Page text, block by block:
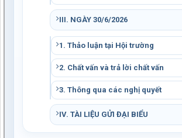
III. NGÀY 30/6/2026
1. Thảo luận tại Hội trường
2. Chất vấn và trả lời chất vấn
3. Thông qua các nghị quyết
IV. TÀI LIỆU GỬI ĐẠI BIỂU